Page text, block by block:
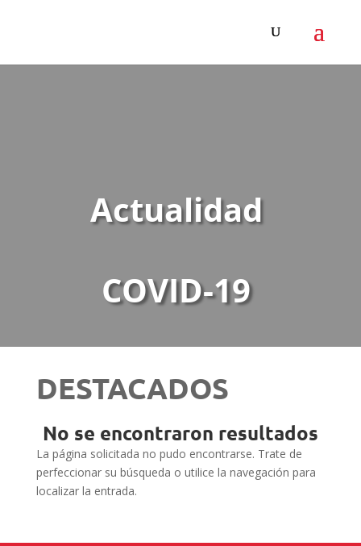
Actualidad
COVID-19
DESTACADOS
No se encontraron resultados
La página solicitada no pudo encontrarse. Trate de
perfeccionar su búsqueda o utilice la navegación para
localizar la entrada.